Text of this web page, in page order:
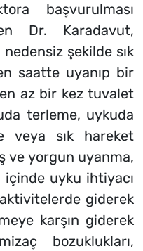
başvurulması
Dr. Karadavut,
şekilde sık
saatte uyanıp bir
az bir kez tuvalet
terleme, uykuda
veya sık hareket
ve yorgun uyanma,
uyku ihtiyacı
giderek
karşın giderek
bozuklukları,